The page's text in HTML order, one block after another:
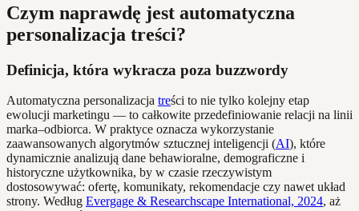
Czym naprawdę jest automatyczna
personalizacja treści?
Definicja, która wykracza poza buzzwordy
Automatyczna personalizacja treści to nie tylko kolejny etap
ewolucji marketingu — to całkowite przedefiniowanie relacji na linii
marka–odbiorca. W praktyce oznacza wykorzystanie
zaawansowanych algorytmów sztucznej inteligencji (AI), które
dynamicznie analizują dane behawioralne, demograficzne i
historyczne użytkownika, by w czasie rzeczywistym
dostosowywać: ofertę, komunikaty, rekomendacje czy nawet układ
strony. Według Evergage & Researchscape International, 2024, aż